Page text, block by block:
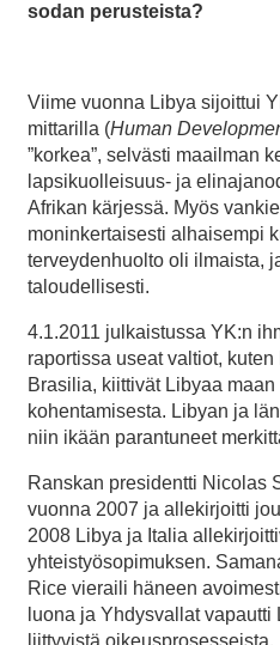
sodan perusteista?
Viime vuonna Libya sijoittui
mittarilla (Human
”korkea”, selvästi maailman
lapsikuolleisuus- ja
Afrikan kärjessä. Myös
moninkertaisesti alhaisempi
terveydenhuolto oli ilmaista,
taloudellisesti.
4.1.2011 julkaistussa YK:n
raportissa useat valtiot,
Brasilia, kiittivät Libyaa
kohentamisesta. Libyan ja
niin ikään parantuneet
Ranskan presidentti Nicolas
vuonna 2007 ja allekirjoitti
2008 Libya ja Italia
yhteistyösopimuksen.
Rice vieraili häneen
luona ja Yhdysvallat